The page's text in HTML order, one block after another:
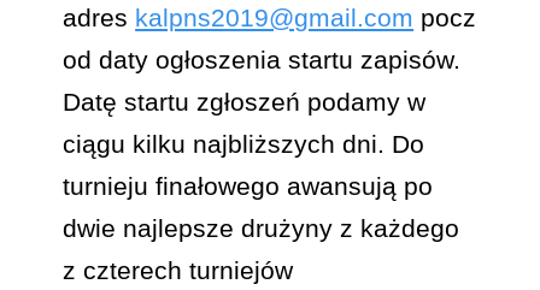
adres kalpns2019@gmail.com
od daty ogłoszenia startu zapisów.
Datę startu zgłoszeń podamy w
ciągu kilku najbliższych dni. Do
turnieju finałowego awansują po
dwie najlepsze drużyny z każdego
z czterech turniejów